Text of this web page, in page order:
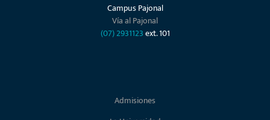
Campus Pajonal
Vía al Pajonal
(07) 2931123ext. 101
Admisiones